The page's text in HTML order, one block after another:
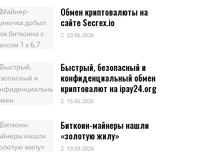
Обмен криптовалюты на
сайте Secrex.io
23.06.2026
Быстрый, безопасный и
конфиденциальный обмен
криптовалют на ipay24.org
15.06.2026
Биткоин-майнеры нашли
«золотую жилу»
13.03.2026